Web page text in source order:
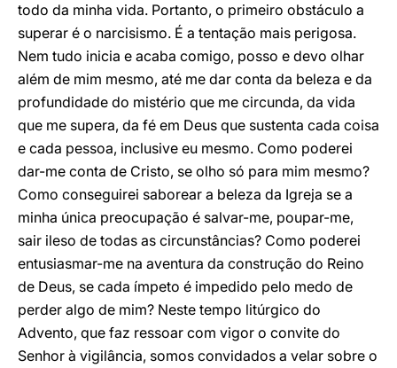
todo da minha vida. Portanto, o primeiro obstáculo a
superar é o narcisismo. É a tentação mais perigosa.
Nem tudo inicia e acaba comigo, posso e devo olhar
além de mim mesmo, até me dar conta da beleza e da
profundidade do mistério que me circunda, da vida
que me supera, da fé em Deus que sustenta cada coisa
e cada pessoa, inclusive eu mesmo. Como poderei
dar-me conta de Cristo, se olho só para mim mesmo?
Como conseguirei saborear a beleza da Igreja se a
minha única preocupação é salvar-me, poupar-me,
sair ileso de todas as circunstâncias? Como poderei
entusiasmar-me na aventura da construção do Reino
de Deus, se cada ímpeto é impedido pelo medo de
perder algo de mim? Neste tempo litúrgico do
Advento, que faz ressoar com vigor o convite do
Senhor à vigilância, somos convidados a velar sobre o